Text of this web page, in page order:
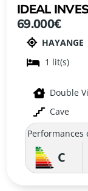
IDEAL
HYPER
69.000€
HAYANGE
1
Double
Cave
Performances
C